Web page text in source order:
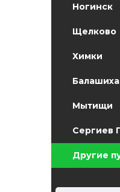
Ногинск
Щелково
Химки
Балашиха
Мытищи
Сергиев
Другие